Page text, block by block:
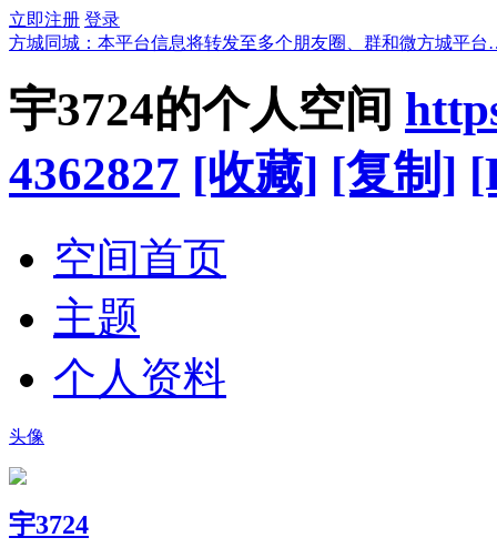
立即注册 登录
方城同城：本平台信息将转发至多个朋友圈、群和微方城平
宇3724的个人空间
4362827 [收藏] [复制]
空间首页
主题
个人资料
头像
宇3724